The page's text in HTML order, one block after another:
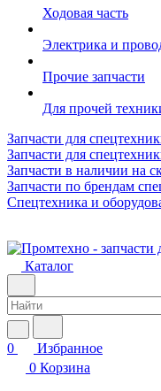
Ходовая часть
Электрика и
Прочие запчасти
Для прочей
Запчасти для
Запчасти для
Запчасти в наличии на
Запчасти по брендам
Спецтехника и
Каталог
0
Избранное
0 Корзина